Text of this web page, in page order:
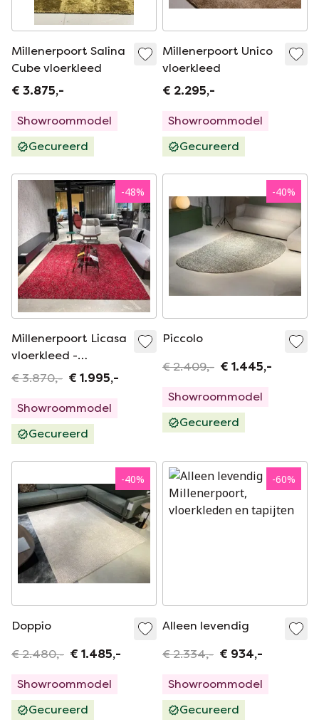
Millenerpoort Salina
Cube vloerkleed
€ 3.875,-
Showroommodel
Gecureerd
Millenerpoort Unico
vloerkleed
€ 2.295,-
Showroommodel
Gecureerd
-48%
Millenerpoort Licasa
vloerkleed -
235x300
€ 3.870,- € 1.995,-
Showroommodel
Gecureerd
-40%
Piccolo
€ 2.409,- € 1.445,-
Showroommodel
Gecureerd
-40%
Doppio
€ 2.480,- € 1.485,-
Showroommodel
Gecureerd
-60%
Alleen levendig
€ 2.334,- € 934,-
Showroommodel
Gecureerd